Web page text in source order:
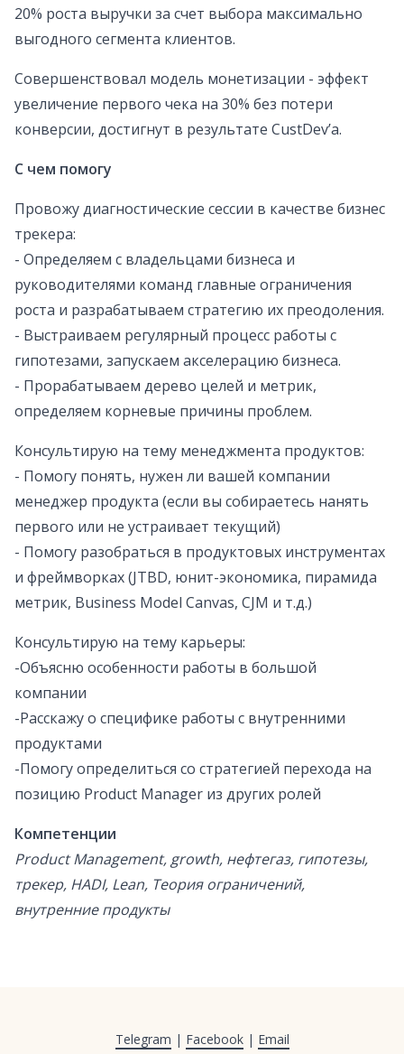
20% роста выручки за счет выбора максимально
выгодного сегмента клиентов.
Совершенствовал модель монетизации - эффект
увеличение первого чека на 30% без потери
конверсии, достигнут в результате CustDev’а.
С чем помогу
Провожу диагностические сессии в качестве бизнес
трекера:
- Определяем с владельцами бизнеса и
руководителями команд главные ограничения
роста и разрабатываем стратегию их преодоления.
- Выстраиваем регулярный процесс работы с
гипотезами, запускаем акселерацию бизнеса.
- Прорабатываем дерево целей и метрик,
определяем корневые причины проблем.
Консультирую на тему менеджмента продуктов:
- Помогу понять, нужен ли вашей компании
менеджер продукта (если вы собираетесь нанять
первого или не устраивает текущий)
- Помогу разобраться в продуктовых инструментах
и фреймворках (JTBD, юнит-экономика, пирамида
метрик, Business Model Canvas, CJM и т.д.)
Консультирую на тему карьеры:
-Объясню особенности работы в большой
компании
-Расскажу о специфике работы с внутренними
продуктами
-Помогу определиться со стратегией перехода на
позицию Product Manager из других ролей
Компетенции
Product Management, growth, нефтегаз, гипотезы,
трекер, HADI, Lean, Теория ограничений,
внутренние продукты
Telegram | Facebook| Email